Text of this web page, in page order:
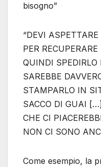
bisogno”
“DEVI
PER
QUINDI SPEDIRLO
SAREBBE
STAMPARLO IN
SACCO DI GUAI
CHE CI
NON CI SONO
Come esempio, la